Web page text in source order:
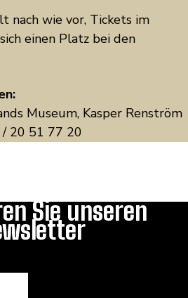
nach wie vor, Tickets im
einen Platz bei den
Museum, Kasper Renström
/ 20 51 77 20
Sie unseren